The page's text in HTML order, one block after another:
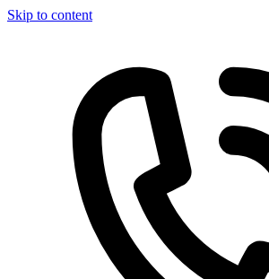
Skip to content